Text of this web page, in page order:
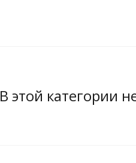
В этой категории